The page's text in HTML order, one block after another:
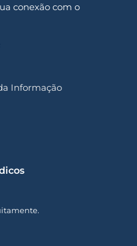
conexão com o
Informação